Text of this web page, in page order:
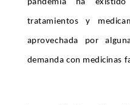
pandemia ha
tratamientos y
aprovechada por
demanda con medicinas